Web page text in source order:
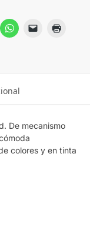
De mecanismo
colores y en tinta